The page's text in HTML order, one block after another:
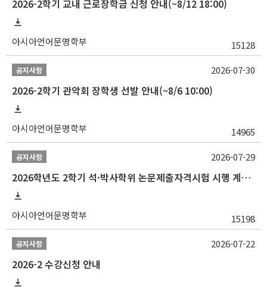
2026-2학기 교내 근로장학금 신청 안내(~8/12 18:00)
아시아언어문명학부 15128
공지사항
2026-2학기 관악회 장학생 선발 안내(~8/6 10:00)
아시아언어문명학부 14965
2026-07-30
공지사항
2026학년도 2학기 석·박사학위 논문제출자격시험 시행 계획 공고
아시아언어문명학부 15198
2026-07-29
공지사항
2026-2 수강신청 안내
2026-07-22